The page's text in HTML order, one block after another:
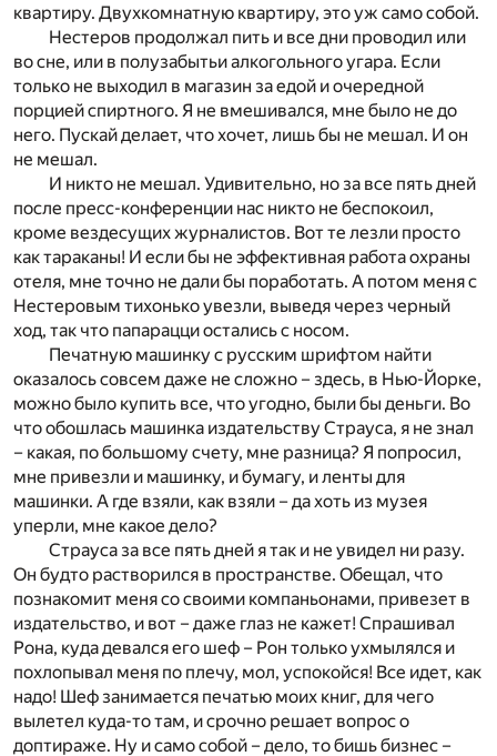
квартиру. Двухкомнатную квартиру, это уж само собой.
Нестеров продолжал пить и все дни проводил или
во сне, или в полузабытьи алкогольного угара. Если
только не выходил в магазин за едой и очередной
порцией спиртного. Я не вмешивался, мне было не до
него. Пускай делает, что хочет, лишь бы не мешал. И он
не мешал.
И никто не мешал. Удивительно, но за все пять дней
после пресс-конференции нас никто не беспокоил,
кроме вездесущих журналистов. Вот те лезли просто
как тараканы! И если бы не эффективная работа охраны
отеля, мне точно не дали бы поработать. А потом меня с
Нестеровым тихонько увезли, выведя через черный
ход, так что папарацци остались с носом.
Печатную машинку с русским шрифтом найти
оказалось совсем даже не сложно – здесь, в Нью-Йорке,
можно было купить все, что угодно, были бы деньги. Во
что обошлась машинка издательству Страуса, я не знал
– какая, по большому счету, мне разница? Я попросил,
мне привезли и машинку, и бумагу, и ленты для
машинки. А где взяли, как взяли – да хоть из музея
уперли, мне какое дело?
Страуса за все пять дней я так и не увидел ни разу.
Он будто растворился в пространстве. Обещал, что
познакомит меня со своими компаньонами, привезет в
издательство, и вот – даже глаз не кажет! Спрашивал
Рона, куда девался его шеф – Рон только ухмылялся и
похлопывал меня по плечу, мол, успокойся! Все идет, как
надо! Шеф занимается печатью моих книг, для чего
вылетел куда-то там, и срочно решает вопрос о
доптираже. Ну и само собой – дело, то бишь бизнес –